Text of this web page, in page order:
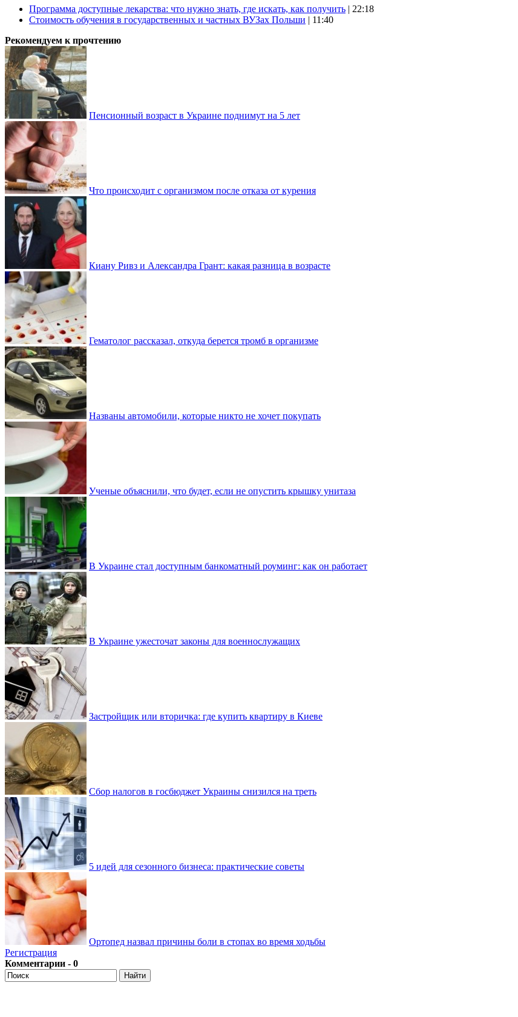
Программа доступные лекарства: что нужно знать, где искать, как получить | 22:18
Стоимость обучения в государственных и частных ВУЗах Польши | 11:40
Рекомендуем к прочтению
Пенсионный возраст в Украине поднимут на 5 лет
Что происходит с организмом после отказа от курения
Киану Ривз и Александра Грант: какая разница в возрасте
Гематолог рассказал, откуда берется тромб в организме
Названы автомобили, которые никто не хочет покупать
Ученые объяснили, что будет, если не опустить крышку унитаза
В Украине стал доступным банкоматный роуминг: как он работает
В Украине ужесточат законы для военнослужащих
Застройщик или вторичка: где купить квартиру в Киеве
Сбор налогов в госбюджет Украины снизился на треть
5 идей для сезонного бизнеса: практические советы
Ортопед назвал причины боли в стопах во время ходьбы
Регистрация
Комментарии - 0